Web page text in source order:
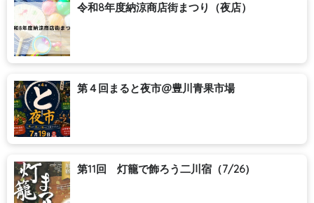
令和8年度納涼商店街まつり（夜店）
第４回まると夜市@豊川青果市場
第11回 灯籠で飾ろう二川宿（7/26）